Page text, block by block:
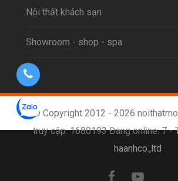
Nội thất khách sạn
Showroom - shop - spa
© Copyright 2012 - 2026
truy cập: 1680193 Đang online: 7 -
haanhco.,ltd